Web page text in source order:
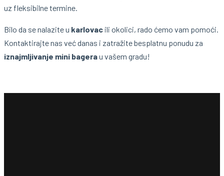
uz fleksibilne termine.
Bilo da se nalazite u karlovac ili okolici, rado ćemo vam pomoći.
Kontaktirajte nas već danas i zatražite besplatnu ponudu za
iznajmljivanje mini bagerau vašem gradu!